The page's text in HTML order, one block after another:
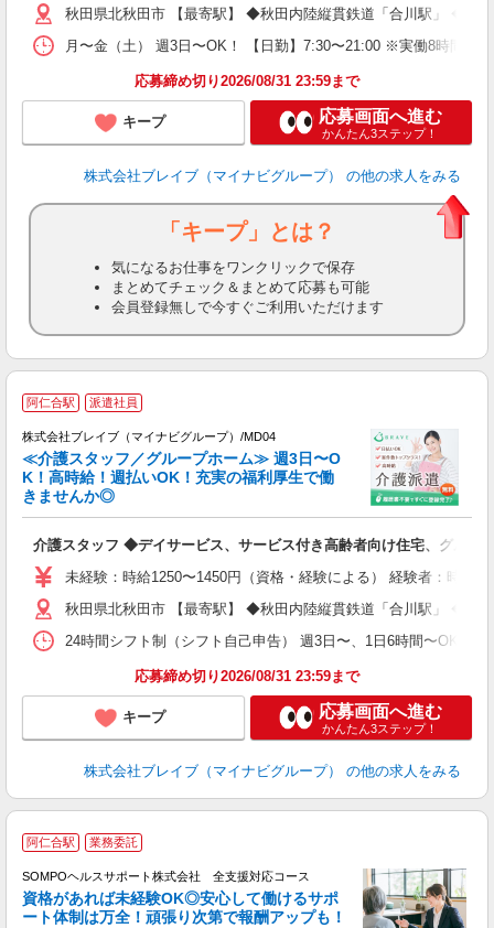
秋田県北秋田市 【最寄駅】 ◆秋田内陸縦貫鉄道「合川駅」 ◆秋
月〜金（土） 週3日〜OK！ 【日勤】7:30〜21:00 ※実働8時間勤
応募締め切り2026/08/31 23:59まで
キープ 応募画面へ進む
かんたん3ステップ！
株式会社ブレイブ（マイナビグループ） の他の求人をみる
「キープ」とは？
気になるお仕事をワンクリックで保存
まとめてチェック＆まとめて応募も可能
会員登録無しで今すぐご利用いただけます
阿仁合駅 派遣社員
株式会社ブレイブ（マイナビグループ）/MD04
≪介護スタッフ／グループホーム≫ 週3日〜O
K！高時給！週払いOK！充実の福利厚生で働
きませんか◎
介護スタッフ ◆デイサービス、サービス付き高齢者向け住宅、グルー
未経験：時給1250〜1450円（資格・経験による） 経験者：時
秋田県北秋田市 【最寄駅】 ◆秋田内陸縦貫鉄道「合川駅」 ◆秋
24時間シフト制（シフト自己申告） 週3日〜、1日6時間〜OK 【
応募締め切り2026/08/31 23:59まで
キープ 応募画面へ進む
かんたん3ステップ！
株式会社ブレイブ（マイナビグループ） の他の求人をみる
阿仁合駅 業務委託
SOMPOヘルスサポート株式会社 全支援対応コース
資格があれば未経験OK◎安心して働けるサポ
ート体制は万全！頑張り次第で報酬アップも！